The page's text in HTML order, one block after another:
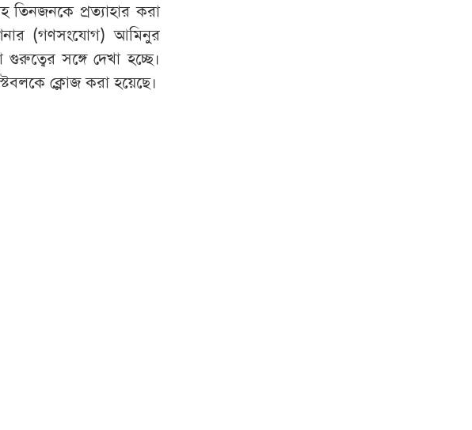
প্রত্যাহার করা
(গণসংযোগ) আমিনুর
সঙ্গে দেখা হচ্ছে।
ক্লোজ করা হয়েছে।